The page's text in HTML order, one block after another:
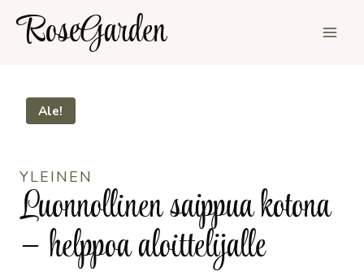
Siirry
sisältöön
RoseGarden
Ale!
YLEINEN
Luonnollinen saippua kotona
– helppoa aloittelijalle